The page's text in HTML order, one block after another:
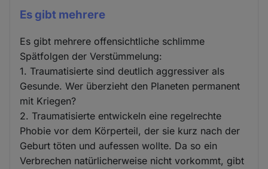
Es gibt mehrere
Es gibt mehrere offensichtliche schlimme
Spätfolgen der Verstümmelung:
1. Traumatisierte sind deutlich aggressiver als
Gesunde. Wer überzieht den Planeten permanent
mit Kriegen?
2. Traumatisierte entwickeln eine regelrechte
Phobie vor dem Körperteil, der sie kurz nach der
Geburt töten und aufessen wollte. Da so ein
Verbrechen natürlicherweise nicht vorkommt, gibt